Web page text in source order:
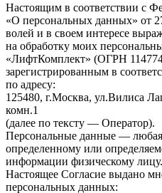
Настоящим в соответствии с
«О персональных данных» от
волей и в своем интересе
на обработку моих
«ЛифтКомплект» (ОГРН
зарегистрированным в
по адресу:
125480, г.Москва, ул.Вилиса
комн.1
(далее по тексту — Оператор).
Персональные данные —
определенному или
информации физическому лицу.
Настоящее Согласие выдано
персональных данных: